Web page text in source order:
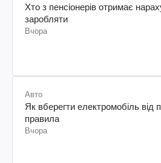
Хто з пенсіонерів отримає
заробляти
Вчора
Авто
Як вберегти електромобіль від
правила
Вчора